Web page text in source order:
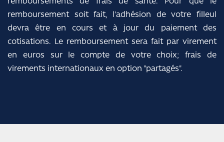
remboursement soit fait, l'adhésion de votre filleul
devra être en cours et à jour du paiement des
cotisations. Le remboursement sera fait par virement
en euros sur le compte de votre choix; frais de
virements internationaux en option "partagés".